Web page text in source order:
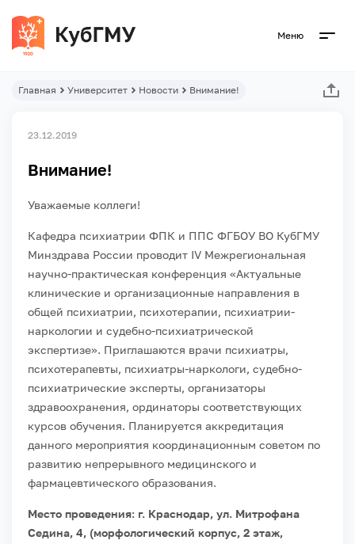
Меню
Главная Университет Новости Внимание!
23.12.2019
Внимание!
Уважаемые коллеги!
Кафедра психиатрии ФПК и ППС ФГБОУ ВО КубГМУ
Минздрава России проводит IV Межрегиональная
научно-практическая конференция «Актуальные
клинические и организационные направления в
общей психиатрии, психотерапии, психиатрии-
наркологии и судебно-психиатрической
экспертизе». Приглашаются врачи психиатры,
психотерапевты, психиатры-наркологи, судебно-
психиатрические эксперты, организаторы
здравоохранения, ординаторы соответствующих
курсов обучения. Планируется аккредитация
данного мероприятия координационным советом по
развитию непрерывного медицинского и
фармацевтического образования.
Место проведения: г. Краснодар, ул. Митрофана
Седина, 4, (морфологический корпус, 2 этаж,